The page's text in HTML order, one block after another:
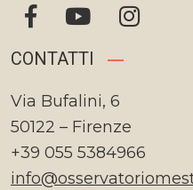
CONTATTI
Via Bufalini, 6
50122 – Firenze
+39 055 5384966